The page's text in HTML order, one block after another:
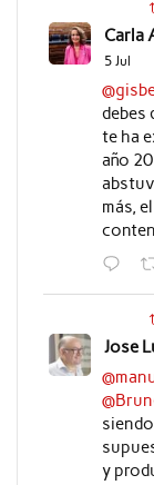
Carla
5 Jul
debes
te ha
año
más,
Jose
y